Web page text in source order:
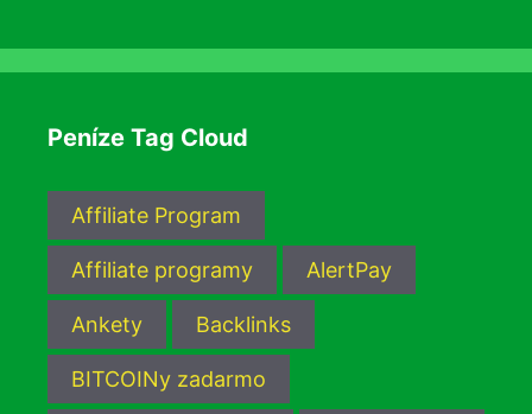
Peníze Tag Cloud
Affiliate Program
Affiliate programy AlertPay
Ankety Backlinks
BITCOINy zadarmo